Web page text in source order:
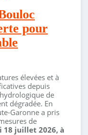
pour
élevées et à
depuis
de
dégradée. En
Garonne a pris
de
18 juillet 2026, à